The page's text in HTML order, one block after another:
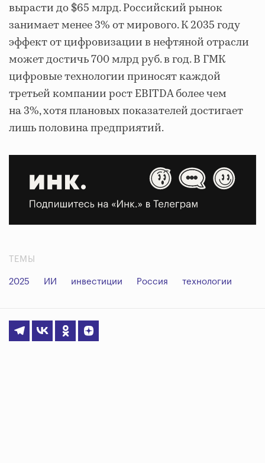
вырасти до $65 млрд. Российский рынок
занимает менее 3% от мирового. К 2035 году
эффект от цифровизации в нефтяной отрасли
может достичь 700 млрд руб. в год. В ГМК
цифровые технологии приносят каждой
третьей компании рост EBITDA более чем
на 3%, хотя плановых показателей достигает
лишь половина предприятий.
ТЕМЫ
2025 ИИ инвестиции Россия технологии